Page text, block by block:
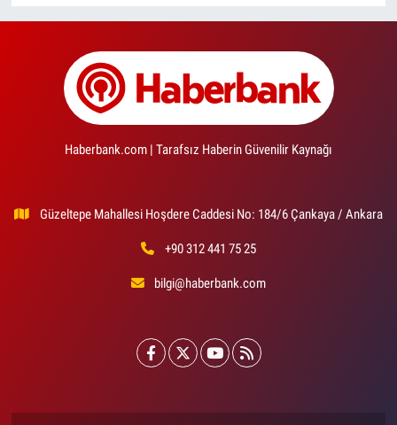
Haberbank.com | Tarafsız Haberin Güvenilir Kaynağı
Güzeltepe Mahallesi Hoşdere Caddesi No: 184/6 Çankaya / Ankara
+90 312 441 75 25
bilgi@haberbank.com